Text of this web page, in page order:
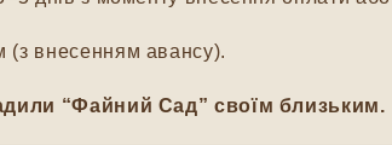
внесенням авансу).
“Файний Сад” своїм близьким.